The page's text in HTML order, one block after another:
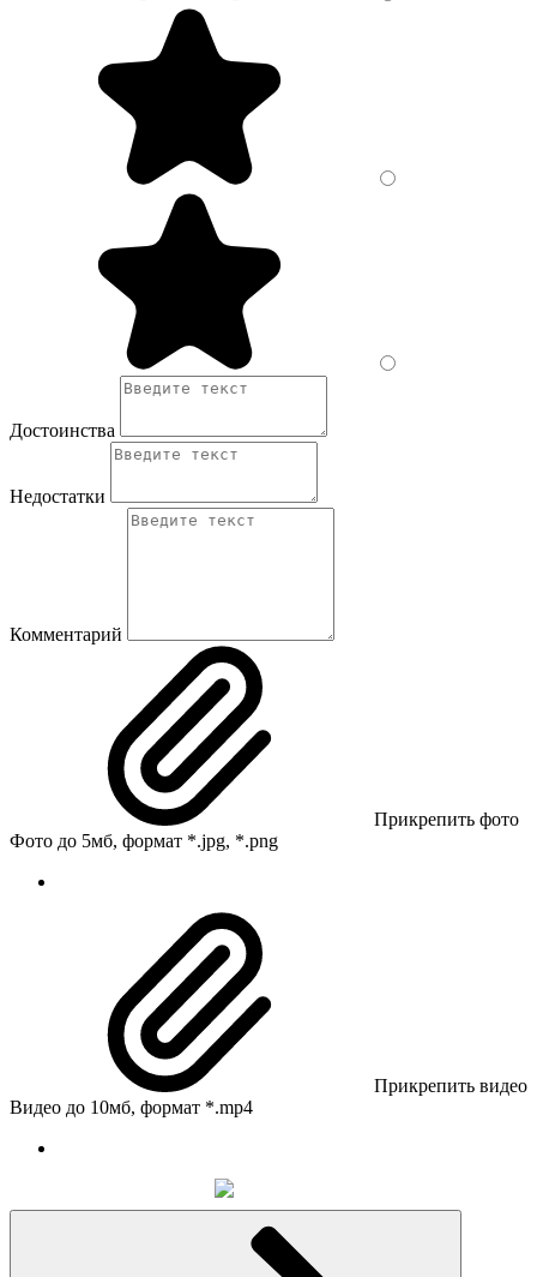
Достоинства
Недостатки
Комментарий
Прикрепить фото
Фото до 5мб, формат *.jpg, *.png
Прикрепить видео
Видео до 10мб, формат *.mp4